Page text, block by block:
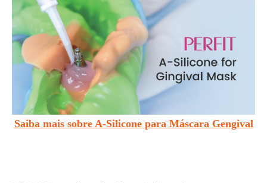
Saiba mais sobre A-Silicone para Máscara Gengival